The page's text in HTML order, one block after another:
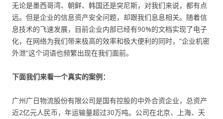
无论是墨西哥湾、朝鲜、韩国还是突尼斯，对我们来说，都有点
远。但是企业的信息资产安全问题，却跟我们息息相关。随着信
息技术的飞速发展，目前企业内部已经有90%的文档实现了电子
化，在网络为我们带来极高的效率和极大便利的同时，“企业机密
外泄”这个词语也频繁出现在我们面前。
下面我们来看一个真实的案例：
广州广日物流股份有限公司是国有控股的中外合资企业，总资产
近2亿元人民币，年运输量超过30万吨。公司在北京、上海、天